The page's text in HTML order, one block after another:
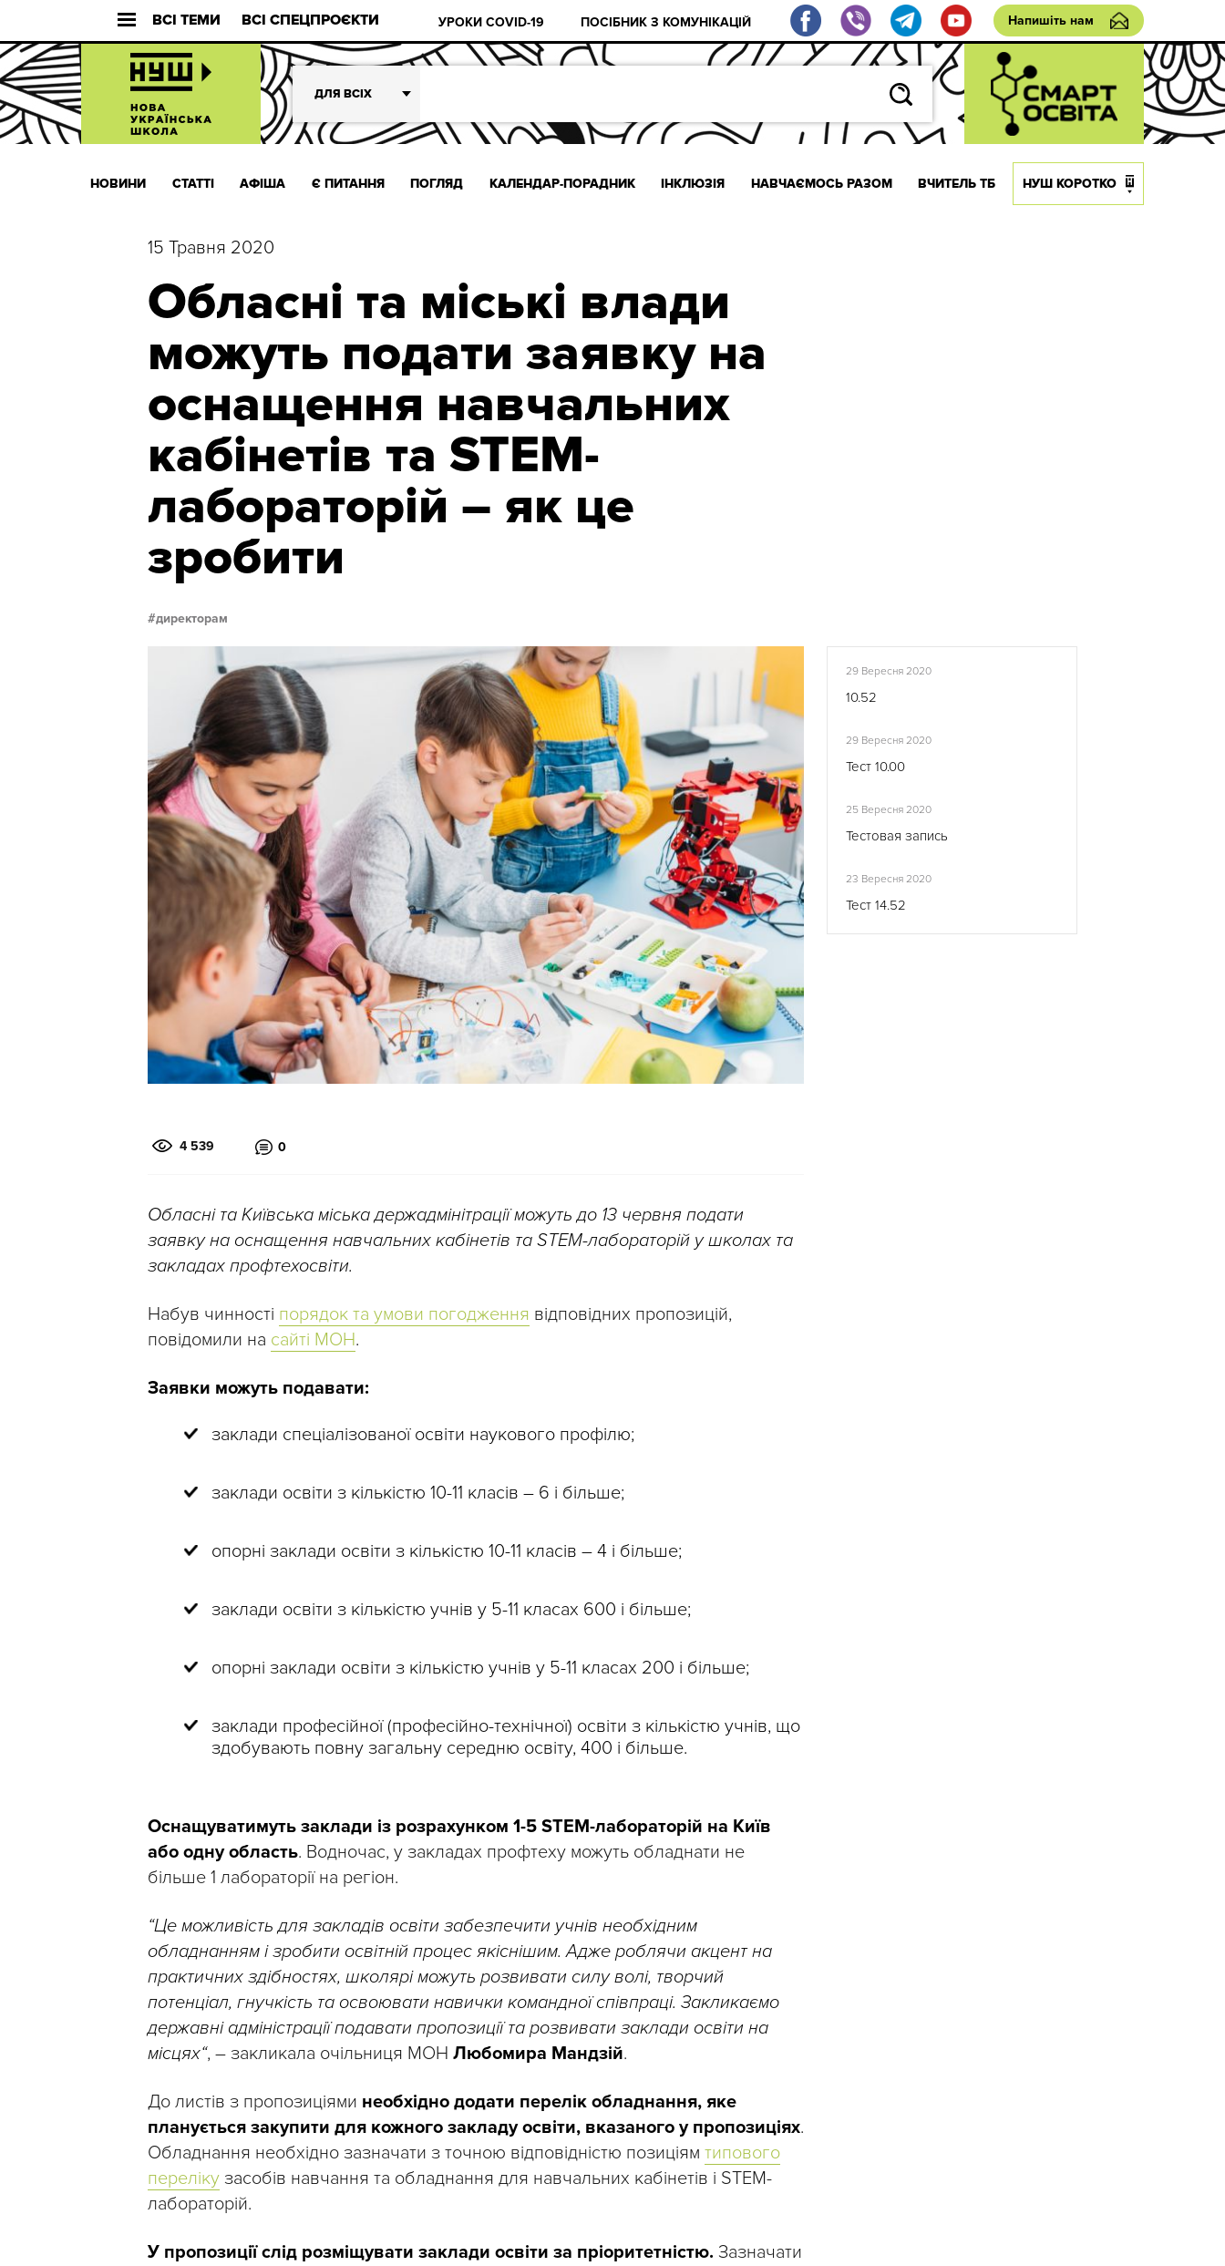
ВСІ ТЕМИ ВСІ СПЕЦПРОЄКТИ УРОКИ COVID-19 ПОСІБНИК З КОМУНІКАЦІЙ Напишіть нам
ДЛЯ ВСІХ
НОВИНИ СТАТТІ АФІША Є ПИТАННЯ ПОГЛЯД КАЛЕНДАР-ПОРАДНИК ІНКЛЮЗІЯ НАВЧАЄМОСЬ РАЗОМ ВЧИТЕЛЬ ТБ НУШ КОРОТКО
15 Травня 2020
Обласні та міські влади
можуть подати заявку на
оснащення навчальних
кабінетів та STEM-
лабораторій – як це
зробити
директорам
4 539 0
Обласні та Київська міська держадмінітрації можуть до 13 червня подати
заявку на оснащення навчальних кабінетів та STEM-лабораторій у школах та
закладах профтехосвіти.
Набув чинності порядок та умови погодження відповідних пропозицій,
повідомили на сайті МОН.
Заявки можуть подавати:
заклади спеціалізованої освіти наукового профілю;
заклади освіти з кількістю 10-11 класів – 6 і більше;
опорні заклади освіти з кількістю 10-11 класів – 4 і більше;
заклади освіти з кількістю учнів у 5-11 класах 600 і більше;
опорні заклади освіти з кількістю учнів у 5-11 класах 200 і більше;
заклади професійної (професійно-технічної) освіти з кількістю учнів, що
здобувають повну загальну середню освіту, 400 і більше.
Оснащуватимуть заклади із розрахунком 1-5 STEM-лабораторій на Київ
або одну область. Водночас, у закладах профтеху можуть обладнати не
більше 1 лабораторії на регіон.
“Це можливість для закладів освіти забезпечити учнів необхідним
обладнанням і зробити освітній процес якіснішим. Адже роблячи акцент на
практичних здібностях, школярі можуть розвивати силу волі, творчий
потенціал, гнучкість та освоювати навички командної співпраці. Закликаємо
державні адміністрації подавати пропозиції та розвивати заклади освіти на
місцях“, – закликала очільниця МОН Любомира Мандзій.
До листів з пропозиціями необхідно додати перелік обладнання, яке
планується закупити для кожного закладу освіти, вказаного у пропозиціях.
Обладнання необхідно зазначати з точною відповідністю позиціям типового
переліку засобів навчання та обладнання для навчальних кабінетів і STEM-
лабораторій.
У пропозиції слід розміщувати заклади освіти за пріоритетністю. Зазначати
29 Вересня 2020
10.52
29 Вересня 2020
Тест 10.00
25 Вересня 2020
Тестовая запись
23 Вересня 2020
Тест 14.52